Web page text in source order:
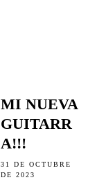
MI NUEVA
GUITARR
A!!!
31 DE OCTUBRE
DE 2023